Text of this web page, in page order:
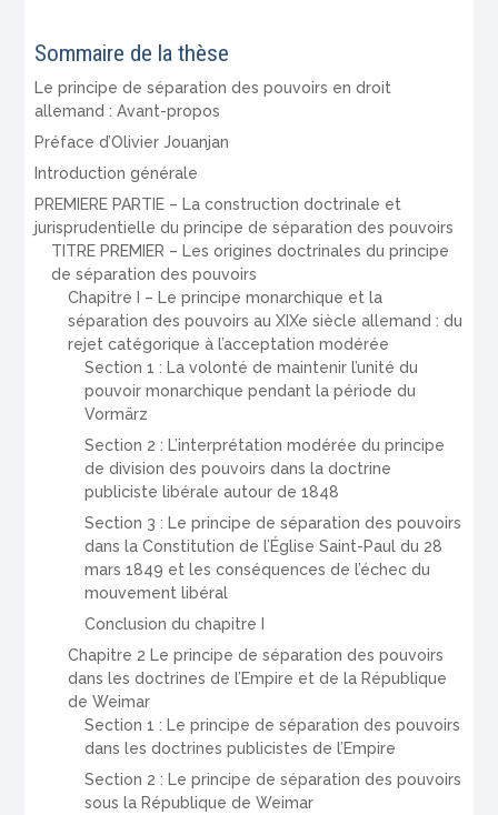
Sommaire de la thèse
Le principe de séparation des pouvoirs en droit
allemand : Avant-propos
Préface d’Olivier Jouanjan
Introduction générale
PREMIERE PARTIE – La construction doctrinale et
jurisprudentielle du principe de séparation des pouvoirs
TITRE PREMIER – Les origines doctrinales du principe
de séparation des pouvoirs
Chapitre I – Le principe monarchique et la
séparation des pouvoirs au XIXe siècle allemand : du
rejet catégorique à l’acceptation modérée
Section 1 : La volonté de maintenir l’unité du
pouvoir monarchique pendant la période du
Vormärz
Section 2 : L’interprétation modérée du principe
de division des pouvoirs dans la doctrine
publiciste libérale autour de 1848
Section 3 : Le principe de séparation des pouvoirs
dans la Constitution de l’Église Saint-Paul du 28
mars 1849 et les conséquences de l’échec du
mouvement libéral
Conclusion du chapitre I
Chapitre 2 Le principe de séparation des pouvoirs
dans les doctrines de l’Empire et de la République
de Weimar
Section 1 : Le principe de séparation des pouvoirs
dans les doctrines publicistes de l’Empire
Section 2 : Le principe de séparation des pouvoirs
sous la République de Weimar